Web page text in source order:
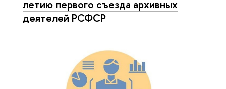
летию первого съезда архивных
деятелей РСФСР